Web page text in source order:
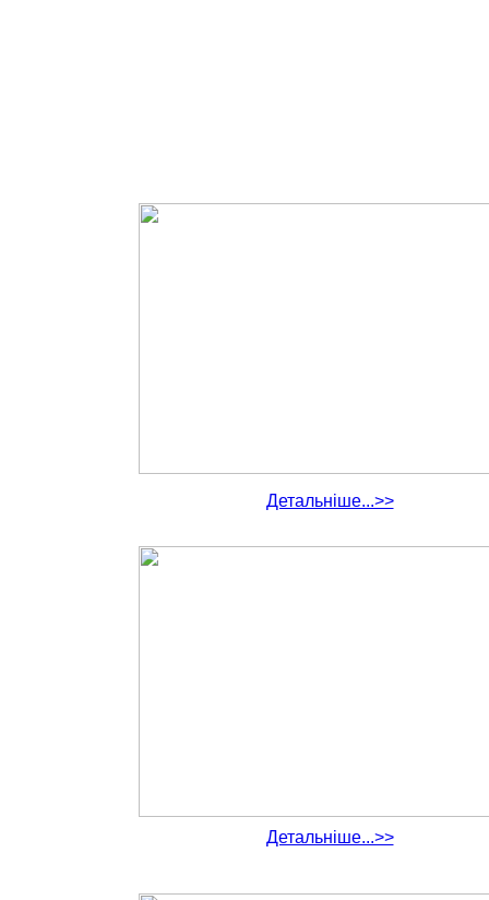
Детальніше...>>
Детальніше...>>